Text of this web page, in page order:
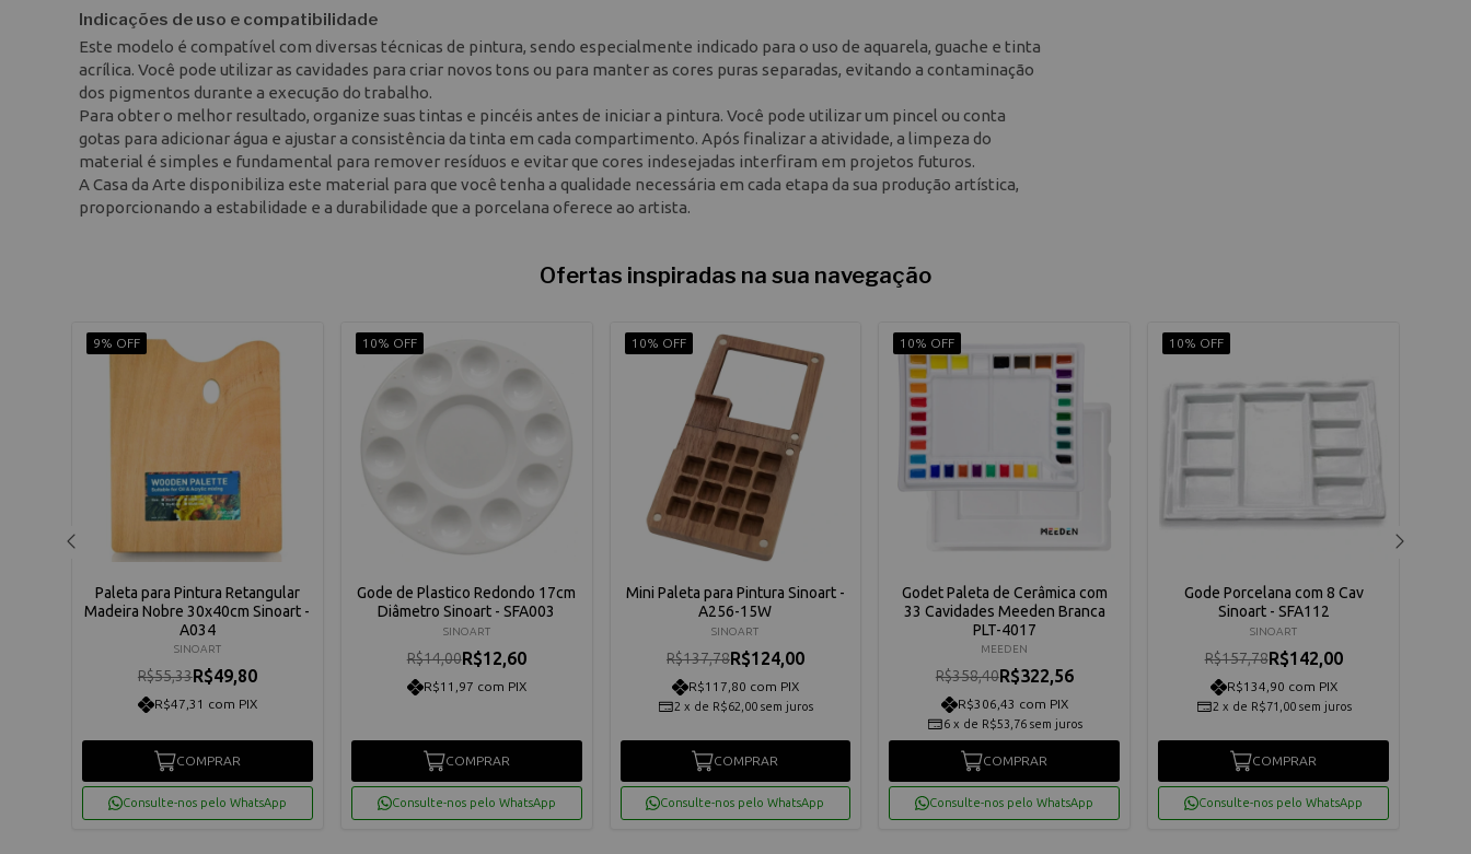
Indicações de uso e compatibilidade
Este modelo é compatível com diversas técnicas de pintura, sendo especialmente indicado para o uso de aquarela, guache e tinta
acrílica. Você pode utilizar as cavidades para criar novos tons ou para manter as cores puras separadas, evitando a contaminação
dos pigmentos durante a execução do trabalho.
Para obter o melhor resultado, organize suas tintas e pincéis antes de iniciar a pintura. Você pode utilizar um pincel ou conta
gotas para adicionar água e ajustar a consistência da tinta em cada compartimento. Após finalizar a atividade, a limpeza do
material é simples e fundamental para remover resíduos e evitar que cores indesejadas interfiram em projetos futuros.
A Casa da Arte disponibiliza este material para que você tenha a qualidade necessária em cada etapa da sua produção artística,
proporcionando a estabilidade e a durabilidade que a porcelana oferece ao artista.
Ofertas inspiradas na sua navegação
9% OFF
Paleta para Pintura Retangular
Madeira Nobre 30x40cm Sinoart -
A034
SINOART
R$55,33R$49,80
R$47,31 com PIX
COMPRAR
Consulte-nos pelo WhatsApp
10% OFF
Gode de Plastico Redondo 17cm
Diâmetro Sinoart - SFA003
SINOART
R$14,00R$12,60
R$11,97 com PIX
COMPRAR
Consulte-nos pelo WhatsApp
10% OFF
Mini Paleta para Pintura Sinoart -
A256-15W
SINOART
R$137,78R$124,00
R$117,80 com PIX
2 x de R$62,00 sem juros
COMPRAR
Consulte-nos pelo WhatsApp
10% OFF
Godet Paleta de Cerâmica com
33 Cavidades Meeden Branca
PLT-4017
MEEDEN
R$358,40R$322,56
R$306,43 com PIX
6 x de R$53,76 sem juros
COMPRAR
Consulte-nos pelo WhatsApp
10% OFF
Gode Porcelana com 8 Cav
Sinoart - SFA112
SINOART
R$157,78R$142,00
R$134,90 com PIX
2 x de R$71,00 sem juros
COMPRAR
Consulte-nos pelo WhatsApp